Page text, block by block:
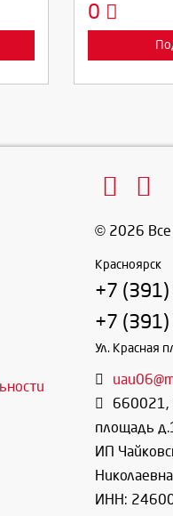
0
© 2026
Красноярск
+7
+7
Ул. Красная
660021 ,
площадь д.1
ИП
Николаевна
ИНН: